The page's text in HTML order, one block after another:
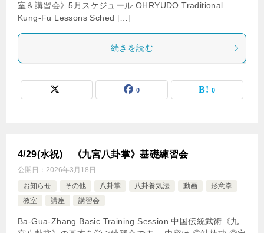
室＆講習会》5月スケジュール OHRYUDO Traditional
Kung-Fu Lessons Sched […]
続きを読む
0 0
4/29(水祝) 《九宮八卦掌》基礎練習会
公開日： 2026年3月18日
お知らせ
その他 八卦掌 八卦養気法 動画
形意拳
教室
講座 講習会
Ba-Gua-Zhang Basic Training Session 中国伝統武術《九